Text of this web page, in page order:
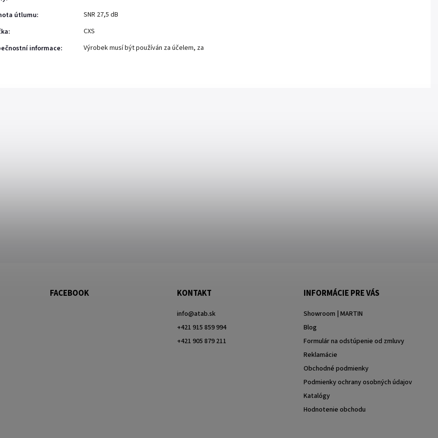
útlumu:
SNR 27,5 dB
:
CXS
informace: Výrobek musí být používán za účelem, za
FACEBOOK KONTAKT
info@atab.sk
+421 915 859 994
+421 905 879 211
INFORMÁCIE PRE VÁS
Showroom | MARTIN
Blog
Formulár na odstúpenie od zmluvy
Reklamácie
Obchodné podmienky
Podmienky ochrany osobných údajov
Katalógy
Hodnotenie obchodu